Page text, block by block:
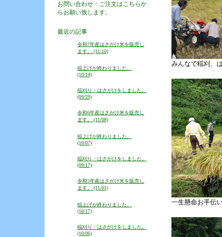
お問い合わせ・ご注文はこちらか
らお願い致します。
最近の記事
令和7年産はさがけ米を販売し
ます。 (11/10)
稲上げが終わりました。
(10/14)
稲刈り・はさがけをしました。
(09/29)
令和6年産はさがけ米を販売し
ます。 (11/08)
稲上げが終わりました。
(10/07)
稲刈り・はさがけをしました。
(09/17)
令和5年産はさがけ米を販売し
ます。 (11/01)
稲上げが終わりました。
(10/17)
稲刈り・はさがけをしました。
(10/06)
みんなで稲刈、
一生懸命お手伝